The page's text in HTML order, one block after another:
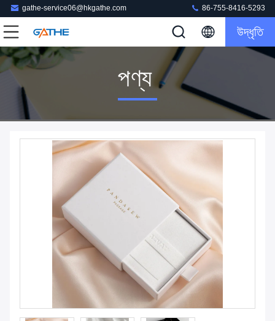
gathe-service06@hkgathe.com 86-755-8416-5293
উদ্ধৃতি
পণ্য